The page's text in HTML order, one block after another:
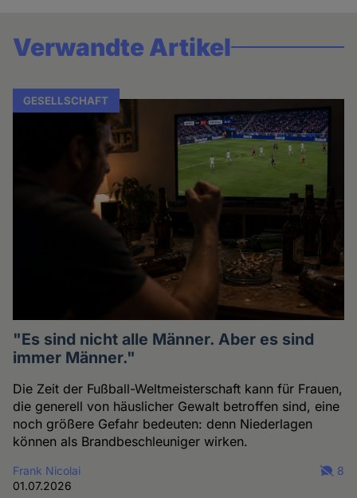
Verwandte Artikel
GESELLSCHAFT
"Es sind nicht alle Männer. Aber es sind
immer Männer."
Die Zeit der Fußball-Weltmeisterschaft kann für Frauen,
die generell von häuslicher Gewalt betroffen sind, eine
noch größere Gefahr bedeuten: denn Niederlagen
können als Brandbeschleuniger wirken.
Frank Nicolai
01.07.2026
8